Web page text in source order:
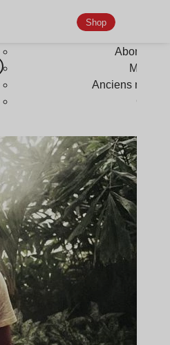
Shop
Anciens